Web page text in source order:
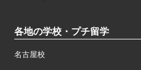
各地の学校・プチ留学
名古屋校